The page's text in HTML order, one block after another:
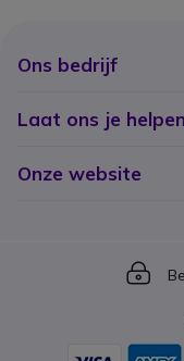
Ons bedrijf
Laat ons je helpen
Onze website